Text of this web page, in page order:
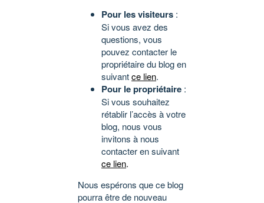
Pour les visiteurs :
Si vous avez des
questions, vous
pouvez contacter le
propriétaire du blog en
suivantce lien.
Pour le propriétaire :
Si vous souhaitez
rétablir l’accès à votre
blog, nous vous
invitons à nous
contacter en suivant
ce lien.
Nous espérons que ce blog
pourra être de nouveau